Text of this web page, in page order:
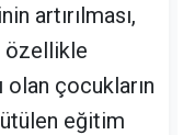
artırılması,
özellikle
olan çocukların
eğitim